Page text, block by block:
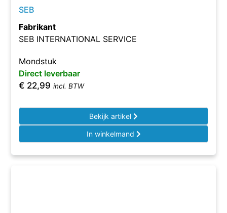
SEB
Fabrikant
SEB INTERNATIONAL SERVICE
Mondstuk
Direct leverbaar
€ 22,99 incl. BTW
Bekijk artikel
In winkelmand